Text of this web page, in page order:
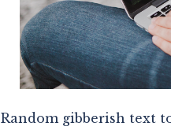
Random gibberish text